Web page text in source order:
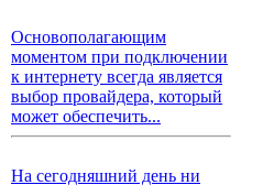
Основополагающим
моментом при подключении
к интернету всегда является
выбор провайдера, который
может обеспечить...
На сегодняшний день ни